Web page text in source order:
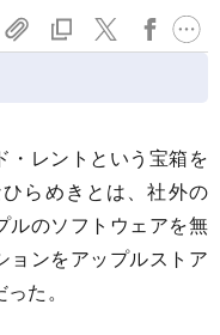
レントという宝箱を
らめきとは、社外の
ルのソフトウェアを無
ョンをアップルストア
た。